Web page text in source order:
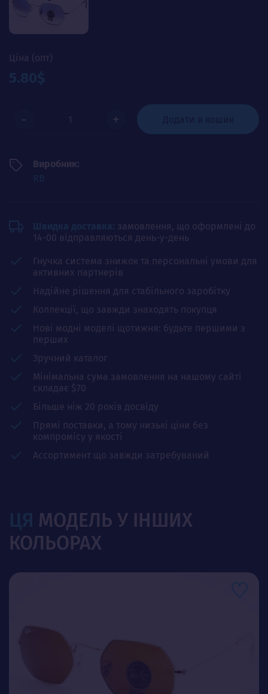
Ціна (опт)
- +
Виробник:
замовлення, що оформлені до
14-00 відправляються день-у-день
Гнучка система знижок та персональні умови для
активних партнерів
Надійне рішення для стабільного заробітку
Коллекції, що завжди знаходять покупця
Нові модні моделі щотижня: будьте першими з
перших
Зручний каталог
Мінімальна сума замовлення на нашому сайті
складає $70
Більше ніж 20 років досвіду
Прямі поставки, а тому низькі ціни без
компромісу у якості
Ассортимент що завжди затребуваний
МОДЕЛЬ У ІНШИХ
КОЛЬОРАХ